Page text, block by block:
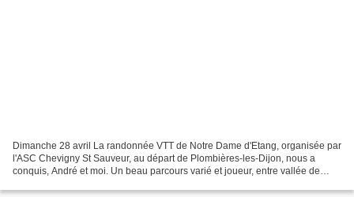
Dimanche 28 avril La randonnée VTT de Notre Dame d'Etang, organisée par
l'ASC Chevigny St Sauveur, au départ de Plombières-les-Dijon, nous a
conquis, André et moi. Un beau parcours varié et joueur, entre vallée de